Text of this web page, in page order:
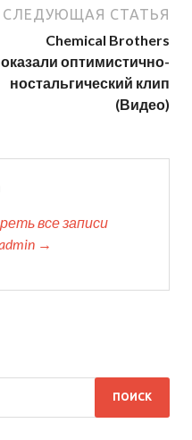
СЛЕДУЮЩАЯ СТАТЬЯ
Chemical Brothers
оптимистично-
ностальгический клип
(Видео)
все записи
→